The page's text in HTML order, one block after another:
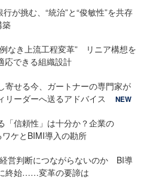
が挑む、“統治”と“俊敏性”を共存
築
なき上流工程変革” リニア構想を
応できる組織設計
寄せる今、ガートナーの専門家が
リーダーへ送るアドバイス
NEW
「信頼性」は十分か？企業の
ケとBIMI導入の勘所
営判断につながらないのか BI導
終始……変革の要諦は